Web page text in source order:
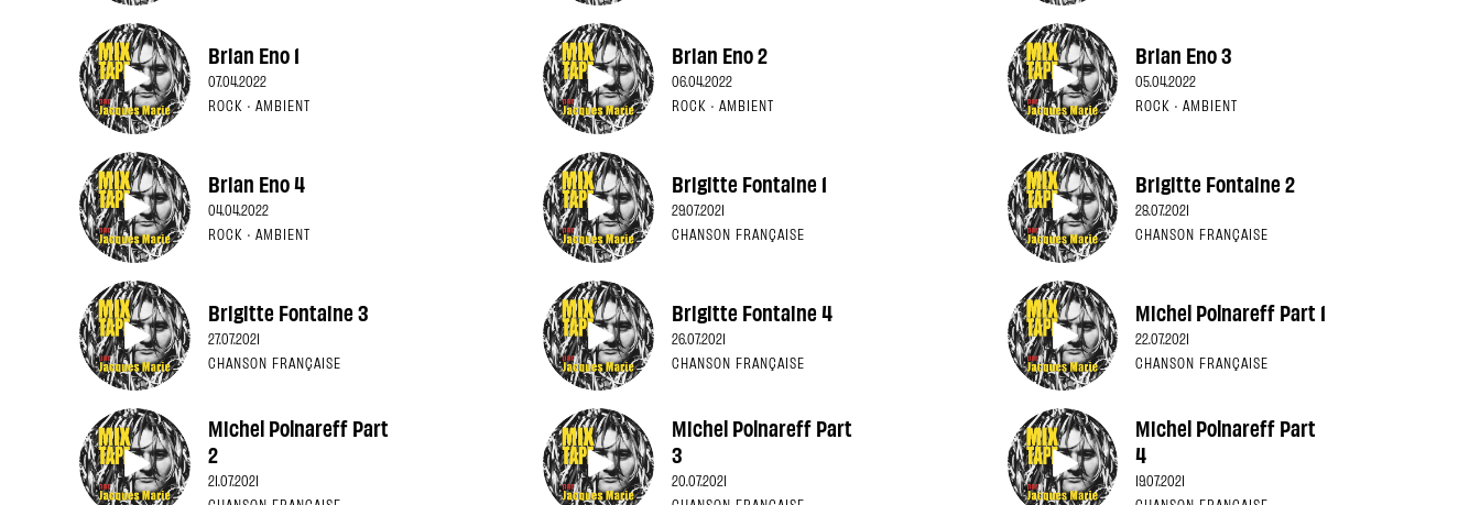
Brian Eno 1
07.04.2022
ROCK · AMBIENT
Brian Eno 2
06.04.2022
ROCK · AMBIENT
Brian Eno 3
05.04.2022
ROCK · AMBIENT
Brian Eno 4
04.04.2022
ROCK · AMBIENT
Brigitte Fontaine 1
29.07.2021
CHANSON FRANÇAISE
Brigitte Fontaine 2
28.07.2021
CHANSON FRANÇAISE
Brigitte Fontaine 3
27.07.2021
CHANSON FRANÇAISE
Brigitte Fontaine 4
26.07.2021
CHANSON FRANÇAISE
Michel Polnareff Part 1
22.07.2021
CHANSON FRANÇAISE
Michel Polnareff Part
2
21.07.2021
Michel Polnareff Part
3
20.07.2021
Michel Polnareff Part
4
19.07.2021